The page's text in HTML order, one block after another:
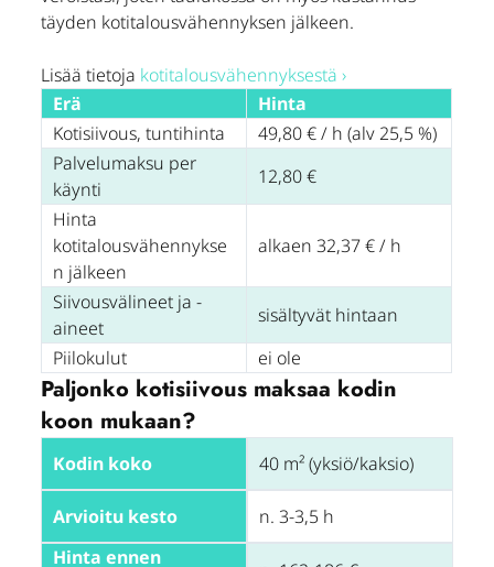
täyden kotitalous­vähennyksen jälkeen.
Lisää tietoja kotitalous­vähennyksestä ›
Erä
Hinta
Kotisiivous, tuntihinta
49,80 € / h (alv 25,5 %)
Palvelumaksu per
käynti
12,80 €
Hinta
kotitalousvähennykse
n jälkeen
alkaen 32,37 € / h
Siivousvälineet ja -
aineet
sisältyvät hintaan
Piilokulut
ei ole
Paljonko kotisiivous maksaa kodin
koon mukaan?
Kodin koko 40 m² (yksiö/kaksio)
Arvioitu kesto
n. 3-3,5 h
Hinta ennen